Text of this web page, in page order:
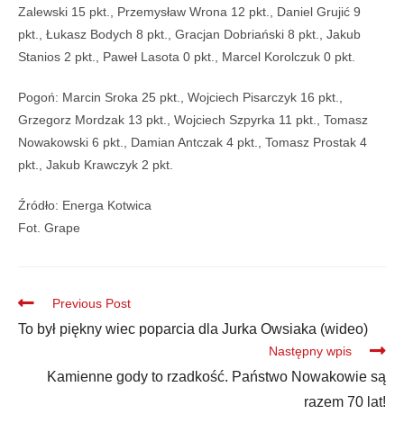
Zalewski 15 pkt., Przemysław Wrona 12 pkt., Daniel Grujić 9
pkt., Łukasz Bodych 8 pkt., Gracjan Dobriański 8 pkt., Jakub
Stanios 2 pkt., Paweł Lasota 0 pkt., Marcel Korolczuk 0 pkt.
Pogoń: Marcin Sroka 25 pkt., Wojciech Pisarczyk 16 pkt.,
Grzegorz Mordzak 13 pkt., Wojciech Szpyrka 11 pkt., Tomasz
Nowakowski 6 pkt., Damian Antczak 4 pkt., Tomasz Prostak 4
pkt., Jakub Krawczyk 2 pkt.
Źródło: Energa Kotwica
Fot. Grape
Previous Post
To był piękny wiec poparcia dla Jurka Owsiaka (wideo)
Następny wpis
Kamienne gody to rzadkość. Państwo Nowakowie są
razem 70 lat!